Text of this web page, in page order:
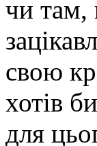
чи там,
свою
хотів
для